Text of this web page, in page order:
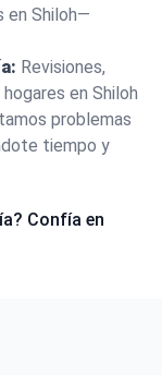
en Shiloh—
Revisiones,
en Shiloh
problemas
tiempo y
Confía en